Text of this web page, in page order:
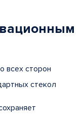
всех сторон
стекол